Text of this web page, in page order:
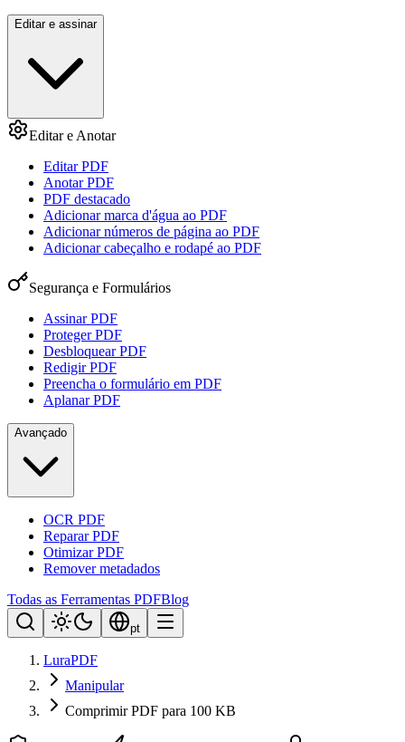
Editar e assinar
Editar e Anotar
Editar PDF
Anotar PDF
PDF destacado
Adicionar marca d'água ao PDF
Adicionar números de página ao PDF
Adicionar cabeçalho e rodapé ao PDF
Segurança e Formulários
Assinar PDF
Proteger PDF
Desbloquear PDF
Redigir PDF
Preencha o formulário em PDF
Aplanar PDF
Avançado
OCR PDF
Reparar PDF
Otimizar PDF
Remover metadados
Todas as Ferramentas PDFBlog
pt
LuraPDF
Manipular
Comprimir PDF para 100 KB